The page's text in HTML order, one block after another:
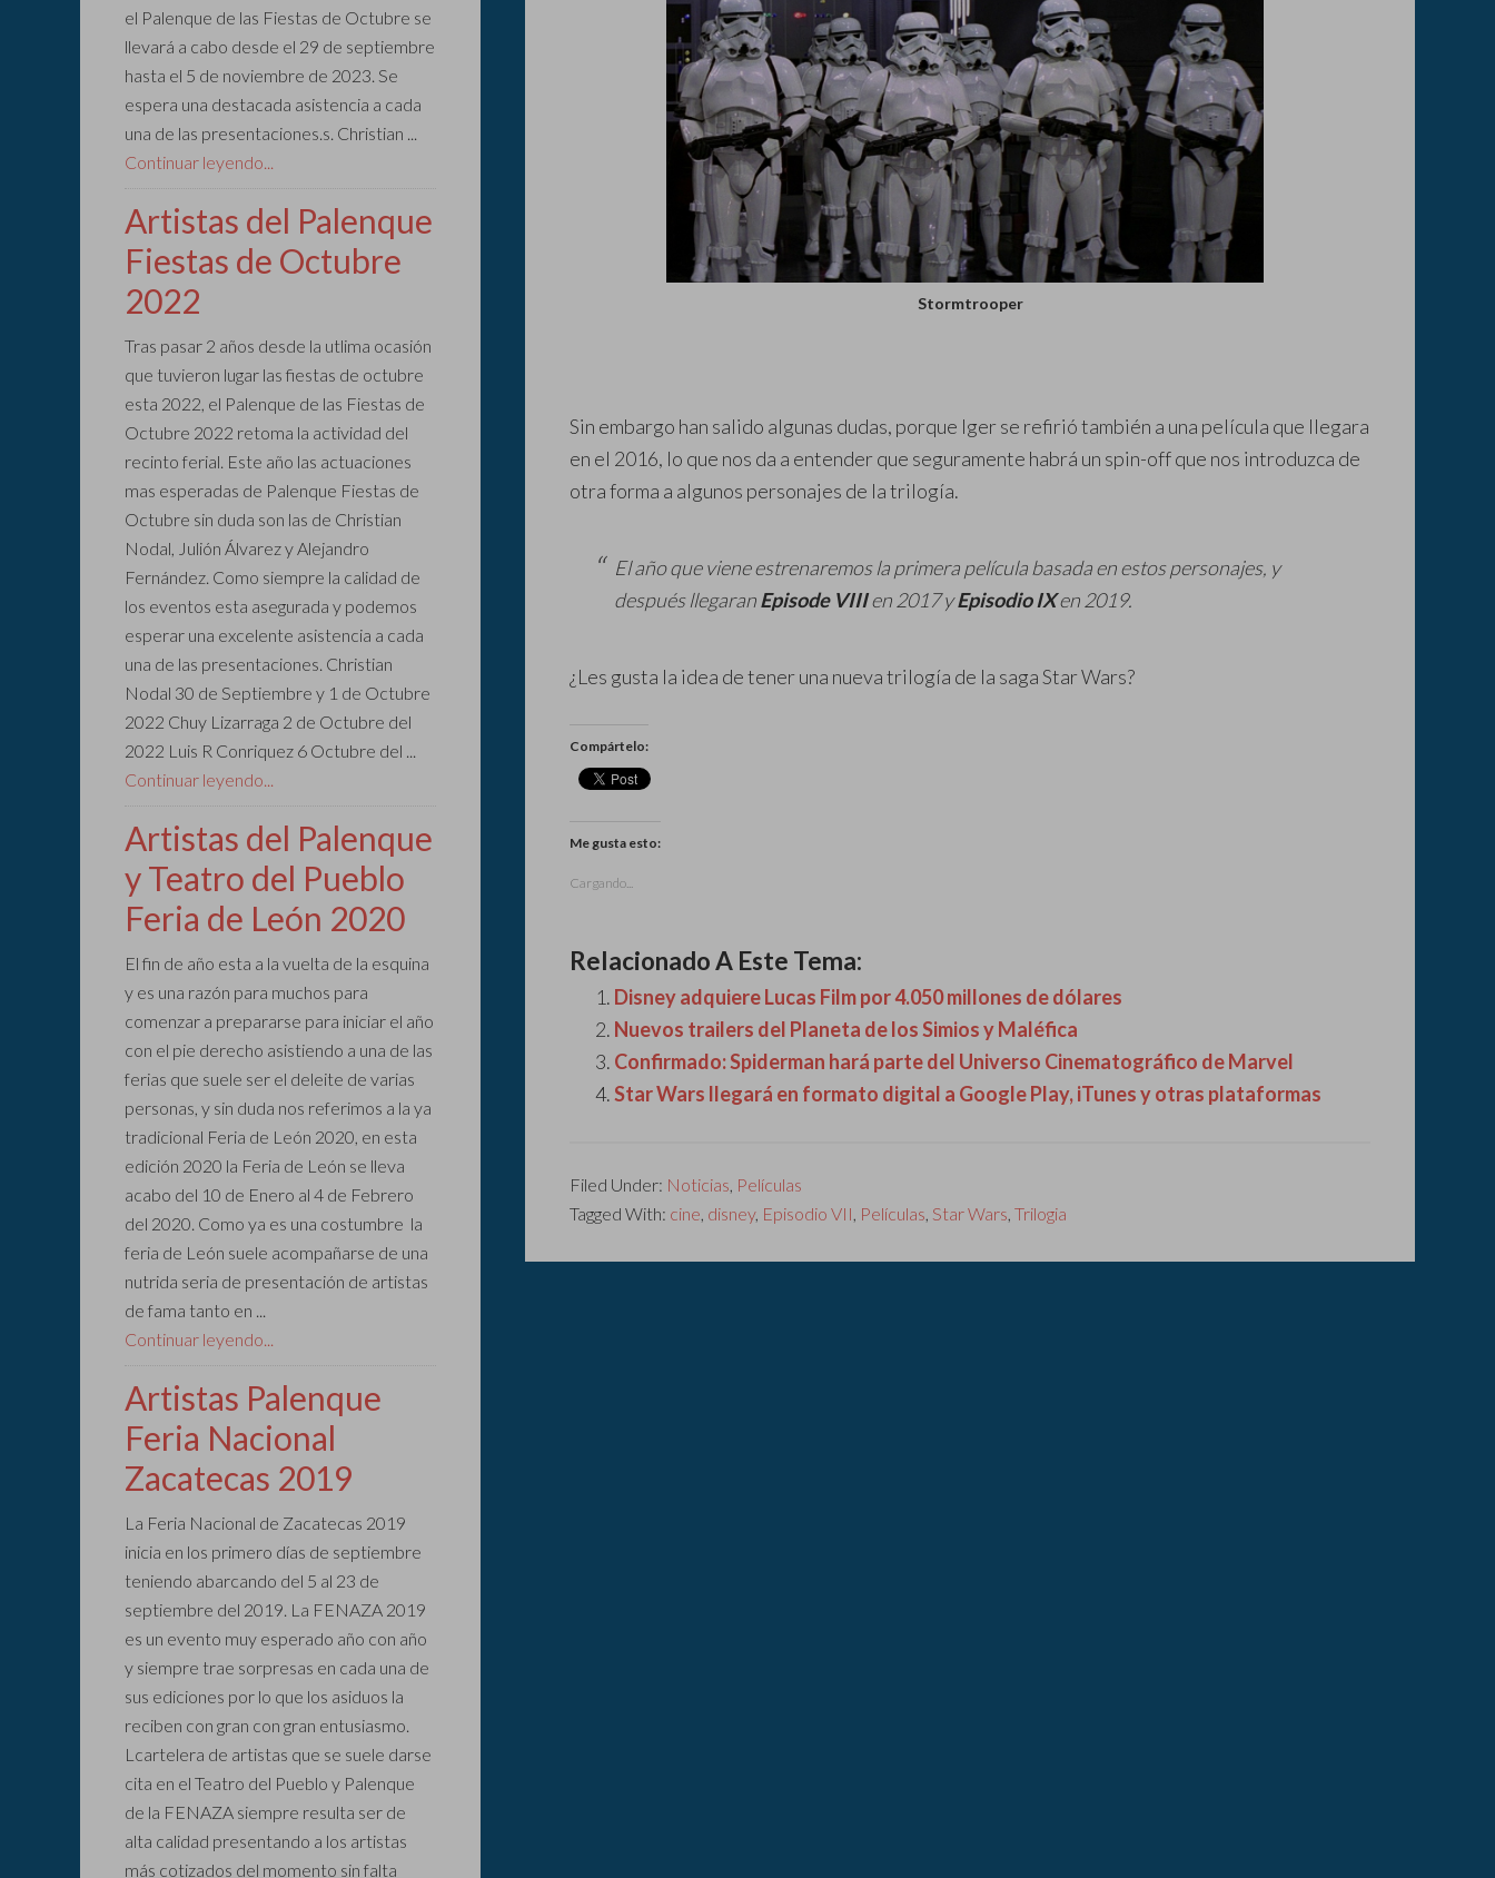
Stormtrooper
Sin embargo han salido algunas dudas, porque Iger se refirió también a una película que llegara
en el 2016, lo que nos da a entender que seguramente habrá un spin-off que nos introduzca de
otra forma a algunos personajes de la trilogía.
El año que viene estrenaremos la primera película basada en estos personajes, y
después llegaranEpisode VIIIen 2017 yEpisodio IXen 2019.
¿Les gusta la idea de tener una nueva trilogía de la saga Star Wars?
Compártelo:
Me gusta esto:
Cargando...
Relacionado A Este Tema:
Disney adquiere Lucas Film por 4.050 millones de dólares
Nuevos trailers del Planeta de los Simios y Maléfica
Confirmado: Spiderman hará parte del Universo Cinematográfico de Marvel
Star Wars llegará en formato digital a Google Play, iTunes y otras plataformas
Filed Under: Noticias, Películas
Tagged With: cine, disney, Episodio VII, Películas, Star Wars, Trilogia
el Palenque de las Fiestas de Octubre se
llevará a cabo desde el 29 de septiembre
hasta el 5 de noviembre de 2023. Se
espera una destacada asistencia a cada
una de las presentaciones.s. Christian ...
Continuar leyendo...
Artistas del Palenque
Fiestas de Octubre
2022
Tras pasar 2 años desde la utlima ocasión
que tuvieron lugar las fiestas de octubre
esta 2022, el Palenque de las Fiestas de
Octubre 2022 retoma la actividad del
recinto ferial. Este año las actuaciones
mas esperadas de Palenque Fiestas de
Octubre sin duda son las de Christian
Nodal, Julión Álvarez y Alejandro
Fernández. Como siempre la calidad de
los eventos esta asegurada y podemos
esperar una excelente asistencia a cada
una de las presentaciones. Christian
Nodal 30 de Septiembre y 1 de Octubre
2022 Chuy Lizarraga 2 de Octubre del
2022 Luis R Conriquez 6 Octubre del ...
Continuar leyendo...
Artistas del Palenque
y Teatro del Pueblo
Feria de León 2020
El fin de año esta a la vuelta de la esquina
y es una razón para muchos para
comenzar a prepararse para iniciar el año
con el pie derecho asistiendo a una de las
ferias que suele ser el deleite de varias
personas, y sin duda nos referimos a la ya
tradicional Feria de León 2020, en esta
edición 2020 la Feria de León se lleva
acabo del 10 de Enero al 4 de Febrero
del 2020. Como ya es una costumbre la
feria de León suele acompañarse de una
nutrida seria de presentación de artistas
de fama tanto en ...
Continuar leyendo...
Artistas Palenque
Feria Nacional
Zacatecas 2019
La Feria Nacional de Zacatecas 2019
inicia en los primero días de septiembre
teniendo abarcando del 5 al 23 de
septiembre del 2019. La FENAZA 2019
es un evento muy esperado año con año
y siempre trae sorpresas en cada una de
sus ediciones por lo que los asiduos la
reciben con gran con gran entusiasmo.
Lcartelera de artistas que se suele darse
cita en el Teatro del Pueblo y Palenque
de la FENAZA siempre resulta ser de
alta calidad presentando a los artistas
más cotizados del momento sin falta